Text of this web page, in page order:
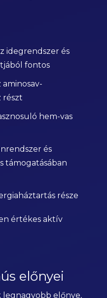
idegrendszer és
fontos
aminosav-
részt
hem-vas
és
támogatásában
része
értékes aktív
előnyei
legnagyobb előnye,